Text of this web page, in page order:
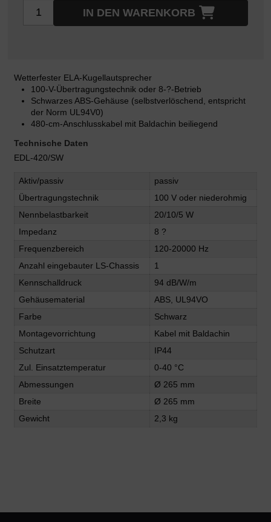
IN DEN WARENKORB
Wetterfester ELA-Kugellautsprecher
100-V-Übertragungstechnik oder 8-?-Betrieb
Schwarzes ABS-Gehäuse (selbstverlöschend, entspricht
der Norm UL94V0)
480-cm-Anschlusskabel mit Baldachin beiliegend
Technische Daten
EDL-420/SW
Aktiv/passiv
passiv
Übertragungstechnik
100 V oder niederohmig
Nennbelastbarkeit
20/10/5 W
Impedanz
8 ?
Frequenzbereich
120-20000 Hz
Anzahl eingebauter LS-Chassis
1
Kennschalldruck
94 dB/W/m
Gehäusematerial
ABS, UL94VO
Farbe
Schwarz
Montagevorrichtung
Kabel mit Baldachin
Schutzart
IP44
Zul. Einsatztemperatur
0-40 °C
Abmessungen
Ø 265 mm
Breite
Ø 265 mm
Gewicht
2,3 kg